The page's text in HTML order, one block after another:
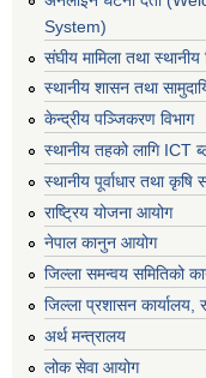
System)
संघीय मामिला तथा
स्थानीय शासन तथा
केन्द्रीय पञ्जिकरण विभाग
स्थानीय तहको लागि ICT
स्थानीय पूर्वाधार तथा कृषि
राष्ट्रिय योजना आयोग
नेपाल कानुन आयोग
जिल्ला समन्वय समितिको
जिल्ला प्रशासन
अर्थ मन्त्रालय
लोक सेवा आयोग